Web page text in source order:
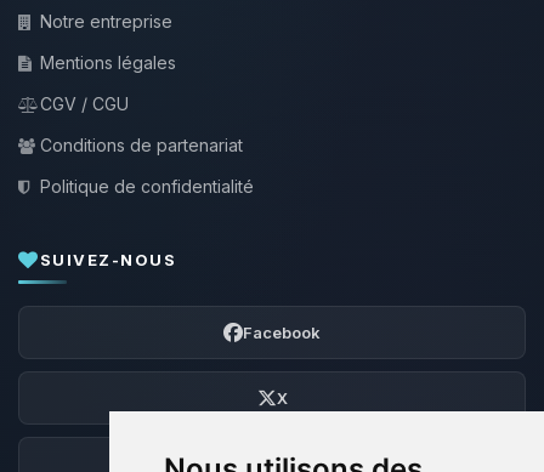
Notre entreprise
Mentions légales
CGV / CGU
Conditions de partenariat
Politique de confidentialité
SUIVEZ-NOUS
Facebook
X
Discord